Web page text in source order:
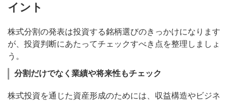
イント
株式分割の発表は投資する銘柄選びのきっかけになります
が、投資判断にあたってチェックすべき点を整理しましょ
う。
分割だけでなく業績や将来性もチェック
株式投資を通じた資産形成のためには、収益構造やビジネ